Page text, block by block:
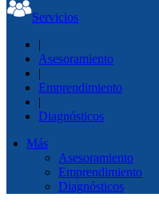
Servicios
|
Asesoramiento
|
Emprendimiento
|
Diagnósticos
Más
Asesoramiento
Emprendimiento
Diagnósticos